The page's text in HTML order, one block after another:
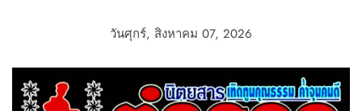
วันศุกร์, สิงหาคม 07, 2026